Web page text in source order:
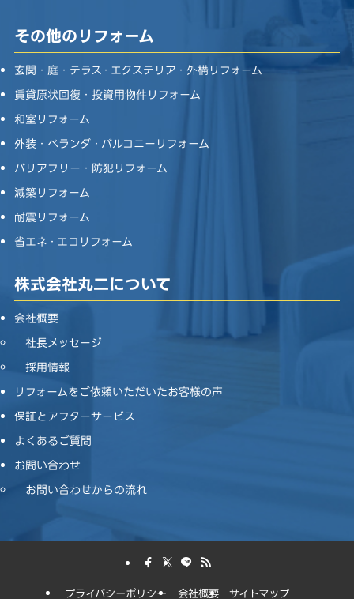
その他のリフォーム
玄関・庭・テラス・エクステリア・外構リフォーム
賃貸原状回復・投資用物件リフォーム
和室リフォーム
外装・ベランダ・バルコニーリフォーム
バリアフリー・防犯リフォーム
減築リフォーム
耐震リフォーム
省エネ・エコリフォーム
株式会社丸二について
会社概要
社長メッセージ
採用情報
リフォームをご依頼いただいたお客様の声
保証とアフターサービス
よくあるご質問
お問い合わせ
お問い合わせからの流れ
プライバシーポリシー 会社概要 サイトマップ